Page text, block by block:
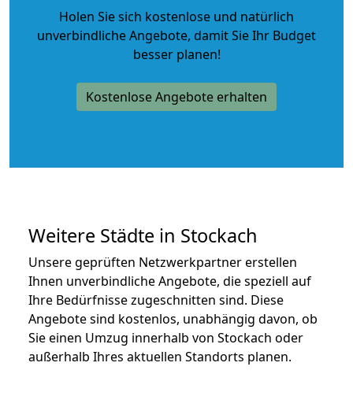
Holen Sie sich kostenlose und natürlich
unverbindliche Angebote, damit Sie Ihr Budget
besser planen!
Kostenlose Angebote erhalten
Weitere Städte in Stockach
Unsere geprüften Netzwerkpartner erstellen
Ihnen unverbindliche Angebote, die speziell auf
Ihre Bedürfnisse zugeschnitten sind. Diese
Angebote sind kostenlos, unabhängig davon, ob
Sie einen Umzug innerhalb von Stockach oder
außerhalb Ihres aktuellen Standorts planen.